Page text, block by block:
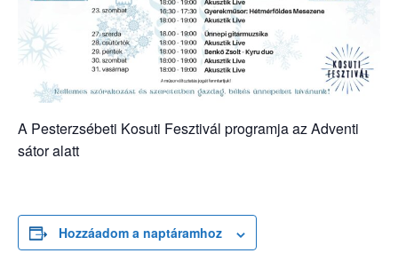
A Pesterzsébeti Kosuti Fesztivál programja az Adventi
sátor alatt
Hozzáadom a naptáramhoz